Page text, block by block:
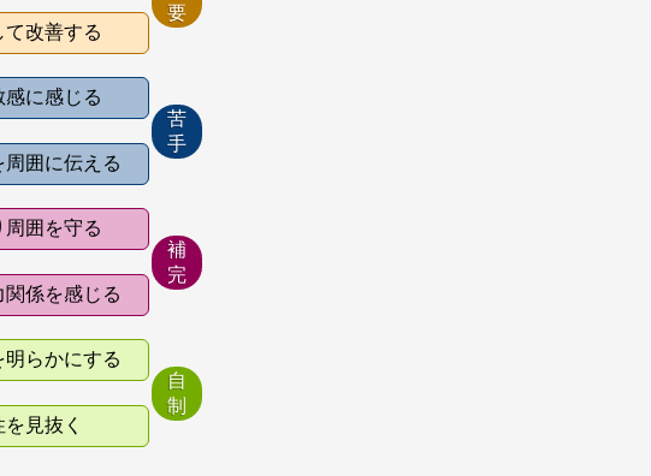
要
改善する
に感じる
苦
手
囲に伝える
周囲を守る
補
完
関係を感じる
らかにする
自
制
見抜く